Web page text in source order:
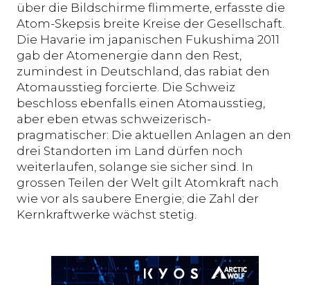
über die Bildschirme flimmerte, erfasste die
Atom-Skepsis breite Kreise der Gesellschaft.
Die Havarie im japanischen Fukushima 2011
gab der Atomenergie dann den Rest,
zumindest in Deutschland, das rabiat den
Atomausstieg forcierte. Die Schweiz
beschloss ebenfalls einen Atomausstieg,
aber eben etwas schweizerisch-
pragmatischer: Die aktuellen Anlagen an den
drei Standorten im Land dürfen noch
weiterlaufen, solange sie sicher sind. In
grossen Teilen der Welt gilt Atomkraft nach
wie vor als saubere Energie; die Zahl der
Kernkraftwerke wächst stetig.